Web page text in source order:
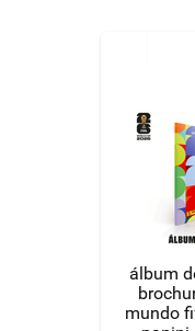
álbum
mundo
macarrão